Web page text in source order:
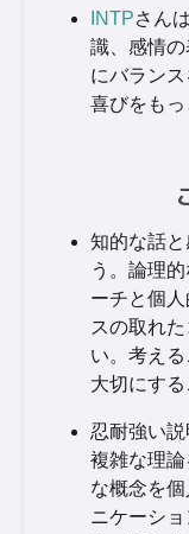
INTPさんは
識、感情
にバラン
喜びをもっ
知的な話
う。論理
ーチと個
スの取れ
い。考え
大切にする
忍耐強い
複雑な理
な概念を
ニケーシ